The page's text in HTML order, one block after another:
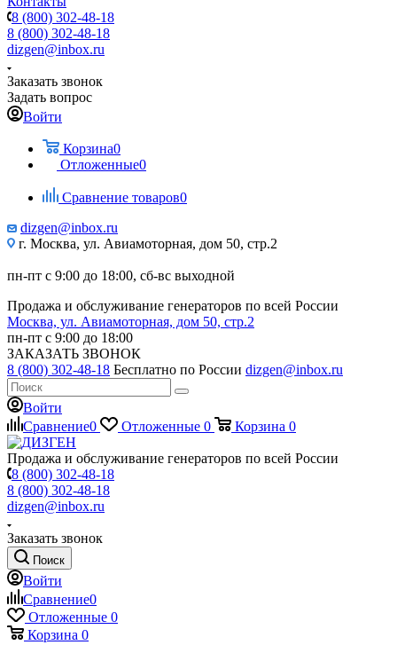
8 (800) 302-48-18
8 (800) 302-48-18
dizgen@inbox.ru
Заказать звонок
Задать вопрос
Войти
Корзина0
Отложенные0
Сравнение товаров0
dizgen@inbox.ru
г. Москва, ул. Авиамоторная, дом 50, стр.2
пн-пт с 9:00 до 18:00, сб-вс выходной
Продажа и обслуживание генераторов по всей России
Москва, ул. Авиамоторная, дом 50, стр.2
пн-пт с 9:00 до 18:00
ЗАКАЗАТЬ ЗВОНОК
8 (800) 302-48-18 Бесплатно по России dizgen@inbox.ru
Войти
Сравнение0 Отложенные 0 Корзина 0
Продажа и обслуживание генераторов по всей России
8 (800) 302-48-18
8 (800) 302-48-18
dizgen@inbox.ru
Заказать звонок
Поиск
Войти
Сравнение0
Отложенные 0
Корзина 0